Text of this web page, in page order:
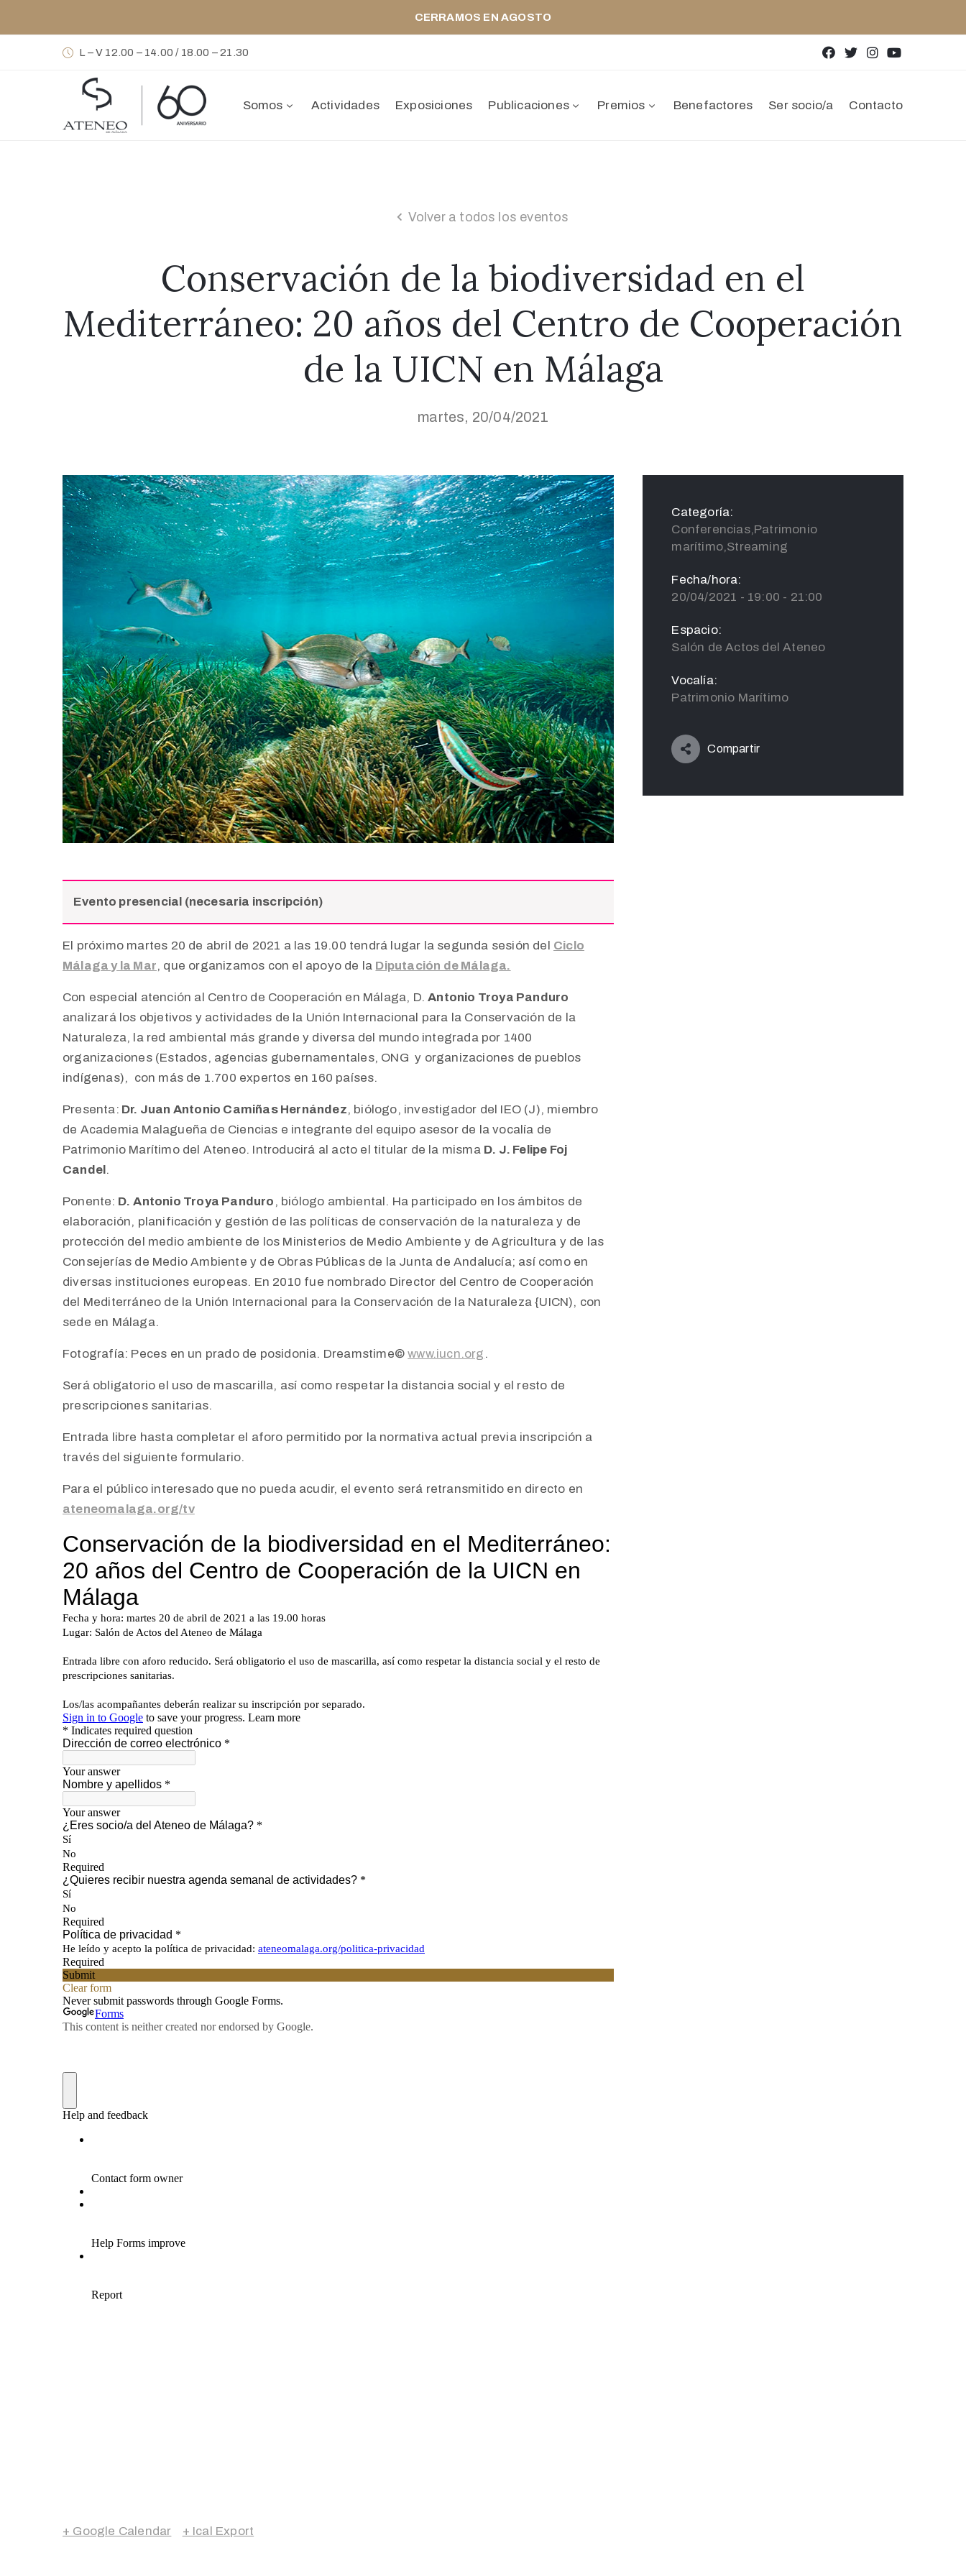
CERRAMOS EN AGOSTO
L – V 12.00 – 14.00 / 18.00 – 21.30
Somos Actividades Exposiciones Publicaciones Premios Benefactores Ser socio/a Contacto
Volver a todos los eventos
Conservación de la biodiversidad en el
Mediterráneo: 20 años del Centro de Cooperación
de la UICN en Málaga
martes, 20/04/2021
Evento presencial (necesaria inscripción)
El próximo martes 20 de abril de 2021 a las 19.00 tendrá lugar la segunda sesión del Ciclo
Málaga y la Mar, que organizamos con el apoyo de la Diputación de Málaga.
Con especial atención al Centro de Cooperación en Málaga, D.Antonio Troya Panduro
analizará los objetivos y actividades de la Unión Internacional para la Conservación de la
Naturaleza, la red ambiental más grande y diversa del mundo integrada por 1400
organizaciones (Estados, agencias gubernamentales, ONG y organizaciones de pueblos
indígenas), con más de 1.700 expertos en 160 países.
Presenta: Dr. Juan Antonio Camiñas Hernández, biólogo, investigador del IEO (J), miembro
de Academia Malagueña de Ciencias e integrante del equipo asesor de la vocalía de
Patrimonio Marítimo del Ateneo. Introducirá al acto el titular de la misma D. J. Felipe Foj
Candel.
Ponente: D. Antonio Troya Panduro , biólogo ambiental. Ha participado en los ámbitos de
elaboración, planificación y gestión de las políticas de conservación de la naturaleza y de
protección del medio ambiente de los Ministerios de Medio Ambiente y de Agricultura y de las
Consejerías de Medio Ambiente y de Obras Públicas de la Junta de Andalucía; así como en
diversas instituciones europeas. En 2010 fue nombrado Director del Centro de Cooperación
del Mediterráneo de la Unión Internacional para la Conservación de la Naturaleza {UICN), con
sede en Málaga.
Fotografía: Peces en un prado de posidonia. Dreamstime©www.iucn.org .
Será obligatorio el uso de mascarilla, así como respetar la distancia social y el resto de
prescripciones sanitarias.
Entrada libre hasta completar el aforo permitido por la normativa actual previa inscripción a
través del siguiente formulario.
Para el público interesado que no pueda acudir, el evento será retransmitido en directo en
ateneomalaga.org/tv
+ Google Calendar + Ical Export
Categoría:
Conferencias,Patrimonio
marítimo,Streaming
Fecha/hora:
20/04/2021 - 19:00 - 21:00
Espacio:
Salón de Actos del Ateneo
Vocalía:
Patrimonio Marítimo
Compartir